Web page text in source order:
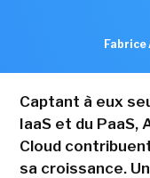
Fabrice
Captant à eux
IaaS et du
Cloud
sa croissance.